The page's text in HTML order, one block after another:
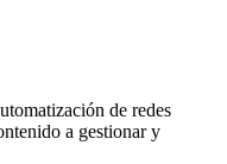
de redes
a gestionar y